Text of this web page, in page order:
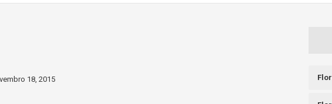
18, 2015